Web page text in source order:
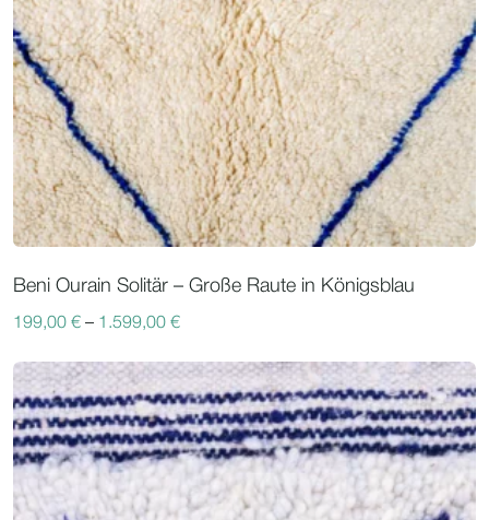
Beni Ourain Solitär – Große Raute in Königsblau
199,00 € – 1.599,00 €